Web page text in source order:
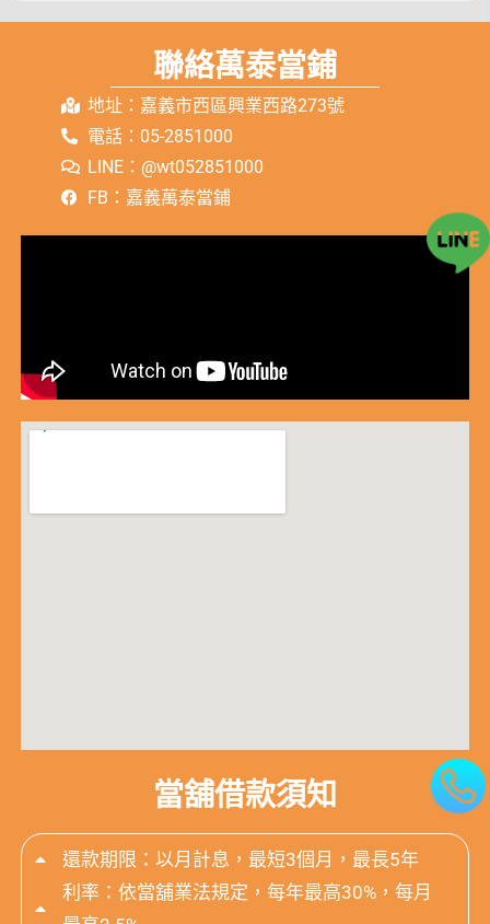
當舖借款須知
還款期限：以月計息，最短3個月，最長5年
利率：依當舖業法規定，每年最高30%，每月
聯絡萬泰當鋪
地址：嘉義市西區興業西路273號
電話：05-2851000
LINE：@wt052851000
FB：嘉義萬泰當鋪